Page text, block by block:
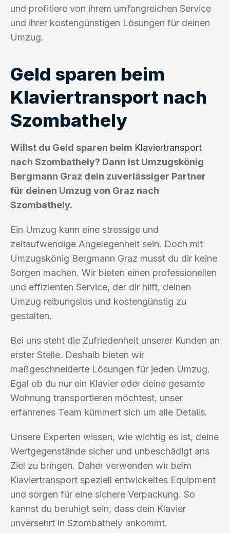
und profitiere von ihrem umfangreichen Service
und ihrer kostengünstigen Lösungen für deinen
Umzug.
Geld sparen beim
Klaviertransport nach
Szombathely
Willst du Geld sparen beim Klaviertransport
nach Szombathely? Dann ist Umzugskönig
Bergmann Graz dein zuverlässiger Partner
für deinen Umzug von Graz nach
Szombathely.
Ein Umzug kann eine stressige und
zeitaufwendige Angelegenheit sein. Doch mit
Umzugskönig Bergmann Graz musst du dir keine
Sorgen machen. Wir bieten einen professionellen
und effizienten Service, der dir hilft, deinen
Umzug reibungslos und kostengünstig zu
gestalten.
Bei uns steht die Zufriedenheit unserer Kunden an
erster Stelle. Deshalb bieten wir
maßgeschneiderte Lösungen für jeden Umzug.
Egal ob du nur ein Klavier oder deine gesamte
Wohnung transportieren möchtest, unser
erfahrenes Team kümmert sich um alle Details.
Unsere Experten wissen, wie wichtig es ist, deine
Wertgegenstände sicher und unbeschädigt ans
Ziel zu bringen. Daher verwenden wir beim
Klaviertransport speziell entwickeltes Equipment
und sorgen für eine sichere Verpackung. So
kannst du beruhigt sein, dass dein Klavier
unversehrt in Szombathely ankommt.